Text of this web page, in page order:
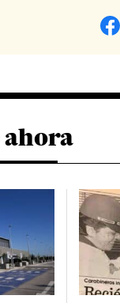
ahora